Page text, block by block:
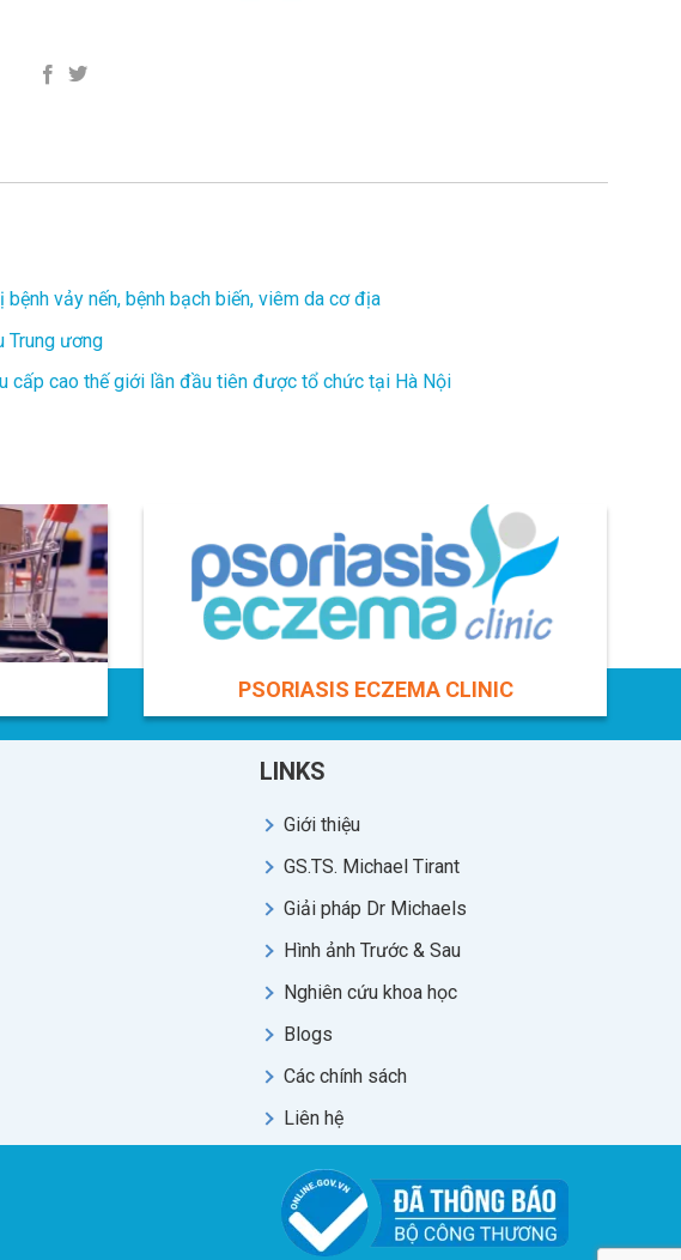
vảy nến, bệnh bạch biến, viêm da cơ địa
Trung ương
cấp cao thế giới lần đầu tiên được tổ chức tại Hà Nội
PSORIASIS ECZEMA CLINIC
LINKS
Giới thiệu
GS.TS. Michael Tirant
Giải pháp Dr Michaels
Hình ảnh Trước & Sau
Nghiên cứu khoa học
Blogs
Các chính sách
Liên hệ